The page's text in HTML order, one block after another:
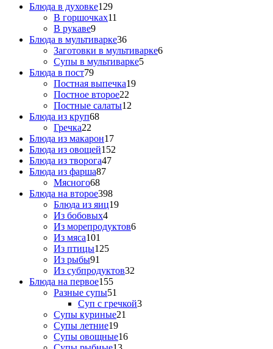
Блюда в духовке129
В горшочках11
В рукаве9
Блюда в мультиварке36
Заготовки в мультиварке6
Супы в мультиварке5
Блюда в пост79
Постная выпечка19
Постное второе22
Постные салаты12
Блюда из круп68
Гречка22
Блюда из макарон17
Блюда из овощей152
Блюда из творога47
Блюда из фарша87
Мясного68
Блюда на второе398
Блюда из яиц19
Из бобовых4
Из морепродуктов6
Из мяса101
Из птицы125
Из рыбы91
Из субпродуктов32
Блюда на первое155
Разные супы51
Суп с гречкой3
Супы куриные21
Супы летние19
Супы овощные16